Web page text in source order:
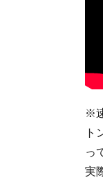
※
ト
っ
実